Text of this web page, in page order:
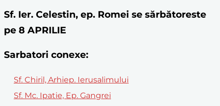
Sf. Ier. Celestin, ep. Romei se sărbătoreste
pe 8 APRILIE
Sarbatori conexe:
Sf. Chiril, Arhiep. Ierusalimului
Sf. Mc. Ipatie, Ep. Gangrei